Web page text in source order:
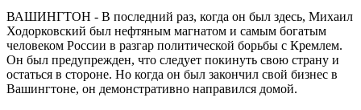
ВАШИНГТОН - В последний раз, когда он был здесь, Михаил
Ходорковский был нефтяным магнатом и самым богатым
человеком России в разгар политической борьбы с Кремлем.
Он был предупрежден, что следует покинуть свою страну и
остаться в стороне. Но когда он был закончил свой бизнес в
Вашингтоне, он демонстративно направился домой.